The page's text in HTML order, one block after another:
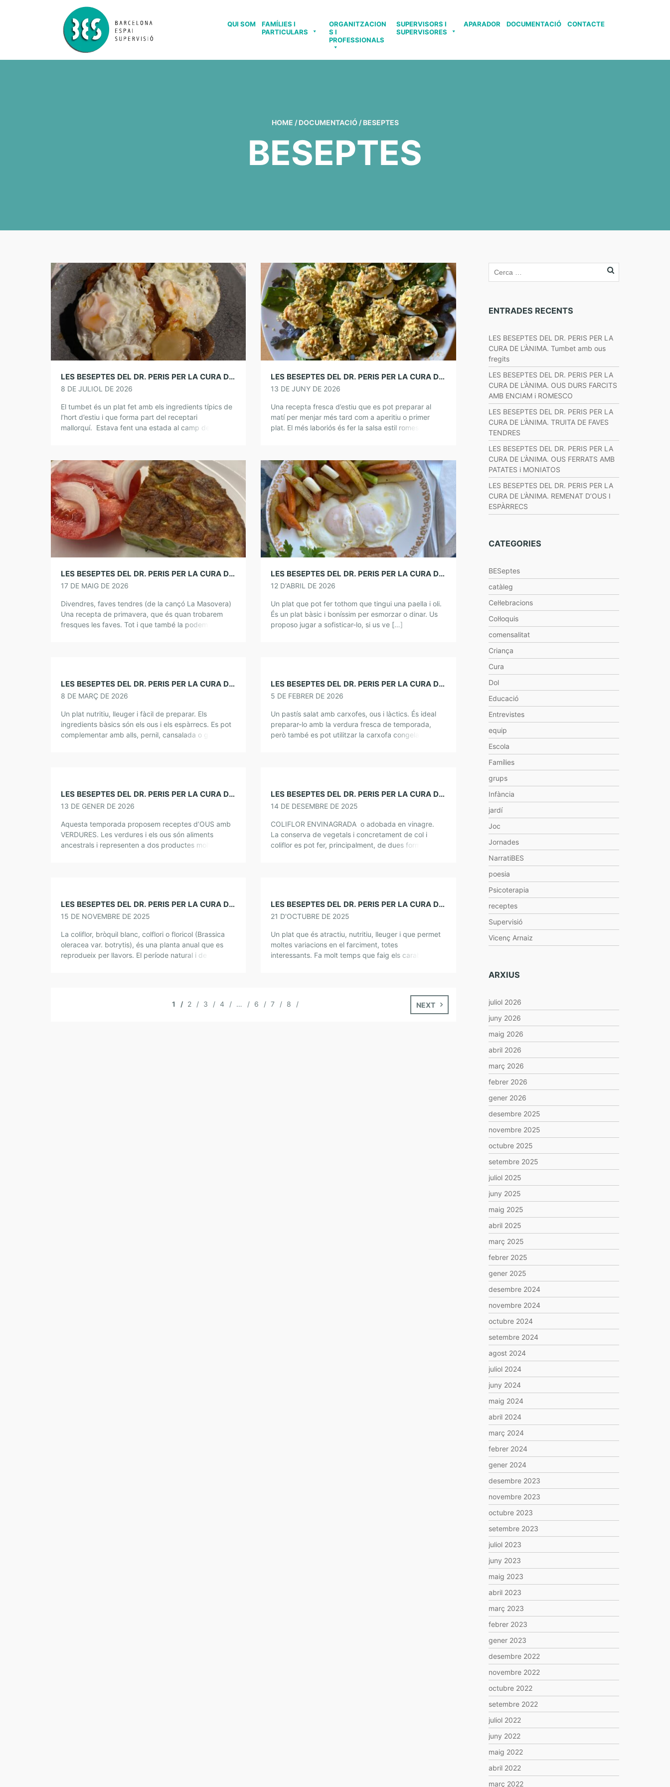
QUI SOM
FAMÍLIES I
PARTICULARS
ORGANITZACION
S I
PROFESSIONALS
SUPERVISORS I
SUPERVISORES
APARADOR DOCUMENTACIÓ CONTACTE
HOME / DOCUMENTACIÓ / BESEPTES
BESEPTES
LES BESEPTES DEL DR. PERIS PER LA CURA DE L’ÀNIMA. TUMBET AMB OUS FREGITS
8 DE JULIOL DE 2026
El tumbet és un plat fet amb els ingredients típics de
l’hort d’estiu i que forma part del receptari
mallorquí. Estava fent una estada al camp de
LES BESEPTES DEL DR. PERIS PER LA CURA DE L’ÀNIMA. OUS DURS FARCITS AMB ENCIAM I ROMESCO
13 DE JUNY DE 2026
Una recepta fresca d’estiu que es pot preparar al
matí per menjar més tard com a aperitiu o primer
plat. El més laboriós és fer la salsa estil romesco,
LES BESEPTES DEL DR. PERIS PER LA CURA DE L’ÀNIMA. TRUITA DE FAVES TENDRES
17 DE MAIG DE 2026
Divendres, faves tendres (de la cançó La Masovera)
Una recepta de primavera, que és quan trobarem
fresques les faves. Tot i que també la podem fer amb
LES BESEPTES DEL DR. PERIS PER LA CURA DE L’ÀNIMA. OUS FERRATS AMB PATATES I MONIATOS
12 D'ABRIL DE 2026
Un plat que pot fer tothom que tingui una paella i oli.
És un plat bàsic i boníssim per esmorzar o dinar. Us
proposo jugar a sofisticar-lo, si us ve […]
LES BESEPTES DEL DR. PERIS PER LA CURA DE L’ÀNIMA. REMENAT D’OUS I ESPÀRRECS
8 DE MARÇ DE 2026
Un plat nutritiu, lleuger i fàcil de preparar. Els
ingredients bàsics són els ous i els espàrrecs. Es pot
complementar amb alls, pernil, cansalada o gambes
LES BESEPTES DEL DR. PERIS PER LA CURA DE L’ÀNIMA. PASTÍS DE CARXOFES
5 DE FEBRER DE 2026
Un pastís salat amb carxofes, ous i làctics. És ideal
preparar-lo amb la verdura fresca de temporada,
però també es pot utilitzar la carxofa congelada o en
LES BESEPTES DEL DR. PERIS PER LA CURA DE L’ÀNIMA. QUICHE D’ESPINACS
13 DE GENER DE 2026
Aquesta temporada proposem receptes d’OUS amb
VERDURES. Les verdures i els ous són aliments
ancestrals i representen a dos productes molt
LES BESEPTES DEL DR. PERIS PER LA CURA DE L’ÀNIMA. COLIFLOR ENVINAGRADA
14 DE DESEMBRE DE 2025
COLIFLOR ENVINAGRADA o adobada en vinagre.
La conserva de vegetals i concretament de col i
coliflor es pot fer, principalment, de dues formes:
LES BESEPTES DEL DR. PERIS PER LA CURA DE L’ÀNIMA. COLIFLOR
15 DE NOVEMBRE DE 2025
La coliflor, bròquil blanc, colflori o floricol (Brassica
oleracea var. botrytis), és una planta anual que es
reprodueix per llavors. El període natural i de millor
LES BESEPTES DEL DR. PERIS PER LA CURA DE L’ÀNIMA. CARBASSÓ FARCIT
21 D'OCTUBRE DE 2025
Un plat que és atractiu, nutritiu, lleuger i que permet
moltes variacions en el farciment, totes
interessants. Fa molt temps que faig els carabassons
1 2 3 4 … 6 7 8 NEXT
ENTRADES RECENTS
LES BESEPTES DEL DR. PERIS PER LA
CURA DE L’ÀNIMA. Tumbet amb ous
fregits
LES BESEPTES DEL DR. PERIS PER LA
CURA DE L’ÀNIMA. OUS DURS FARCITS
AMB ENCIAM i ROMESCO
LES BESEPTES DEL DR. PERIS PER LA
CURA DE L’ÀNIMA. TRUITA DE FAVES
TENDRES
LES BESEPTES DEL DR. PERIS PER LA
CURA DE L’ÀNIMA. OUS FERRATS AMB
PATATES i MONIATOS
LES BESEPTES DEL DR. PERIS PER LA
CURA DE L’ÀNIMA. REMENAT D’OUS I
ESPÀRRECS
CATEGORIES
BESeptes
catàleg
Cel·lebracions
Col·loquis
comensalitat
Criança
Cura
Dol
Educació
Entrevistes
equip
Escola
Famílies
grups
Infància
jardí
Joc
Jornades
NarratiBES
poesia
Psicoterapia
receptes
Supervisió
Vicenç Arnaiz
ARXIUS
juliol 2026
juny 2026
maig 2026
abril 2026
març 2026
febrer 2026
gener 2026
desembre 2025
novembre 2025
octubre 2025
setembre 2025
juliol 2025
juny 2025
maig 2025
abril 2025
març 2025
febrer 2025
gener 2025
desembre 2024
novembre 2024
octubre 2024
setembre 2024
agost 2024
juliol 2024
juny 2024
maig 2024
abril 2024
març 2024
febrer 2024
gener 2024
desembre 2023
novembre 2023
octubre 2023
setembre 2023
juliol 2023
juny 2023
maig 2023
abril 2023
març 2023
febrer 2023
gener 2023
desembre 2022
novembre 2022
octubre 2022
setembre 2022
juliol 2022
juny 2022
maig 2022
abril 2022
març 2022